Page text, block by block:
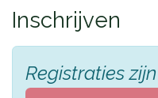
Inschrijven
Registraties zijn